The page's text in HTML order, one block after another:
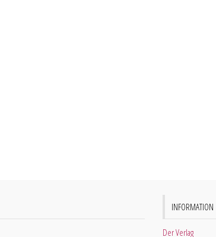
INFORMATION
Der Verlag